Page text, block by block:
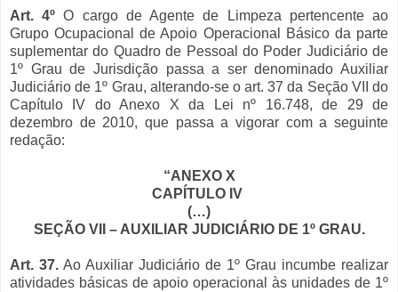
Art. 4º O cargo de Agente de Limpeza pertencente ao
Grupo Ocupacional de Apoio Operacional Básico da parte
suplementar do Quadro de Pessoal do Poder Judiciário de
1º Grau de Jurisdição passa a ser denominado Auxiliar
Judiciário de 1º Grau, alterando-se o art. 37 da Seção VII do
Capítulo IV do Anexo X da Lei nº 16.748, de 29 de
dezembro de 2010, que passa a vigorar com a seguinte
redação:
“ANEXO X
CAPÍTULO IV
(…)
SEÇÃO VII – AUXILIAR JUDICIÁRIO DE 1º GRAU.
Art. 37. Ao Auxiliar Judiciário de 1º Grau incumbe realizar
atividades básicas de apoio operacional às unidades de 1º